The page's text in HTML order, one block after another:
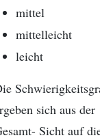
mittel
mittelleicht
leicht
sich aus der
Sicht auf